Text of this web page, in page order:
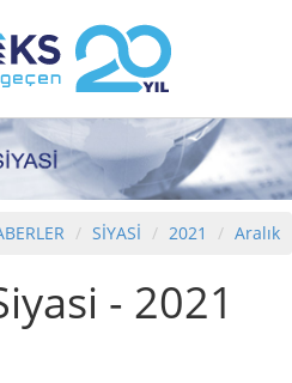
SİYASİ 2021 Aralık
- 2021